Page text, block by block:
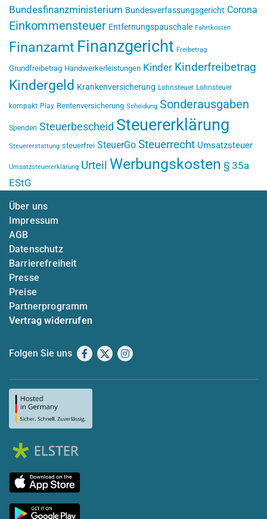
Bundesfinanzministerium Bundesverfassungsgericht Corona
Einkommensteuer Entfernungspauschale Fahrtkosten
Finanzamt Finanzgericht Freibetrag
Grundfreibetrag Handwerkerleistungen Kinder Kinderfreibetrag
Kindergeld Krankenversicherung Lohnsteuer Lohnsteuer
kompakt Play Rentenversicherung Scheidung Sonderausgaben
Spenden Steuerbescheid Steuererklärung
Steuererstattung steuerfrei SteuerGo Steuerrecht Umsatzsteuer
Umsatzsteuererklärung Urteil Werbungskosten § 35a
EStG
Über uns
Impressum
AGB
Datenschutz
Barrierefreiheit
Presse
Preise
Partnerprogramm
Vertrag widerrufen
Folgen Sie uns Facebook
X Instagram